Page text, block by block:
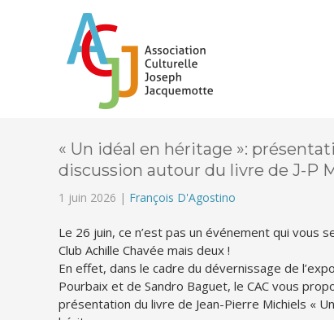
« Un idéal en héritage »:
discussion autour du livre de J-P
1 juin 2026 | François D'Agostino
Le 26 juin, ce n’est pas un événement qui vous
Club Achille Chavée mais deux !
En effet, dans le cadre du dévernissage de
Pourbaix et de Sandro Baguet, le CAC vous
présentation du livre de Jean-Pierre Michiels «